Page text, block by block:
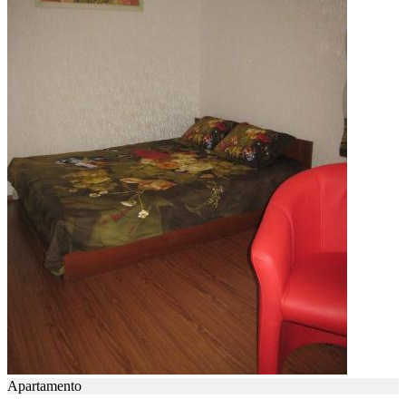
Apartamento